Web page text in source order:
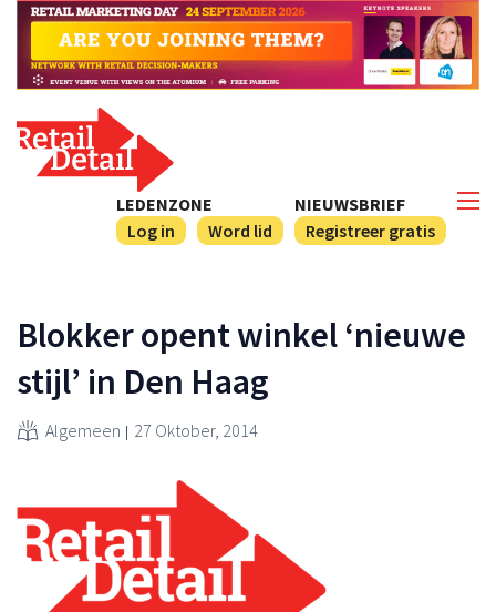
NIEUWSBRIEF
Registreer gratis
LEDENZONE
Log in
Word lid
Blokker opent winkel ‘nieuwe
stijl’ in Den Haag
Algemeen 27 Oktober, 2014